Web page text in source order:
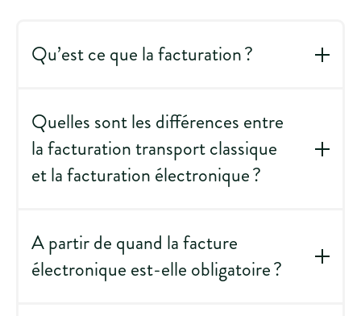
Qu’est ce que la facturation ?
émettre et gérer des factures afin de demander le
paiement d’un bien ou d’un service.
Quelles sont les différences entre
la facturation transport classique
et la facturation électronique ?
échanges de données structurées via des
plateformes agréées, contrairement à la facturation
classique souvent réalisée sur papier, PDF ou e-
A partir de quand la facture
électronique est-elle obligatoire ?